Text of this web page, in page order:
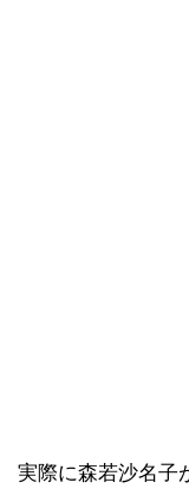
実際に森若沙名子